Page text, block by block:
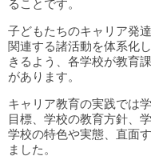
ることです。
子どもたちのキャリア発
関連する諸活動を体系化
きるよう、各学校が教育
があります。
キャリア教育の実践では
目標、学校の教育方針、
学校の特色や実態、直面
ました。